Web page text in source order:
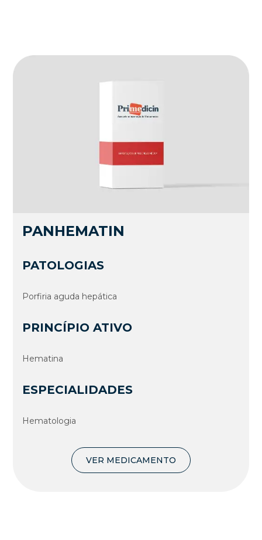
PANHEMATIN
PATOLOGIAS
Porfiria aguda hepática
PRINCÍPIO ATIVO
Hematina
ESPECIALIDADES
Hematologia
VER MEDICAMENTO